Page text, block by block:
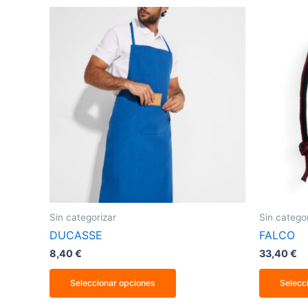
Sin categorizar
DUCASSE
8,40€
Seleccionar opciones
Las
opciones
se
Sin
FALCO
33,40€